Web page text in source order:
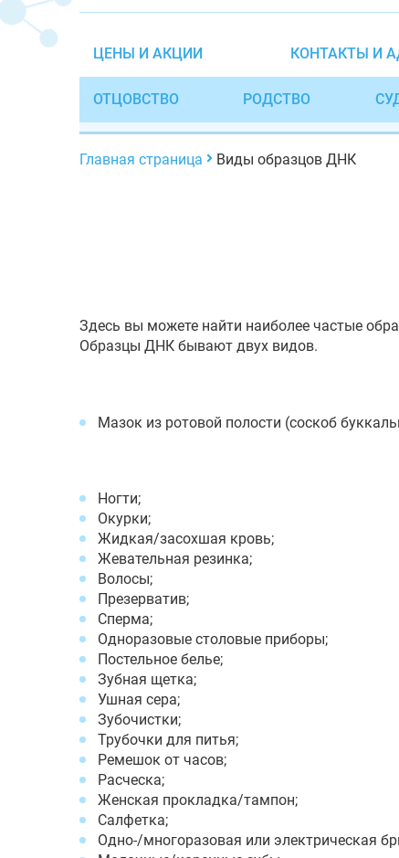
ЦЕНЫ И АКЦИИ КОНТАКТЫ И
ОТЦОВСТВО РОДСТВО
Главная страница Виды образцов ДНК
Здесь вы можете найти наиболее частые
Образцы ДНК бывают двух видов.
Мазок из ротовой полости (соскоб
Ногти;
Окурки;
Жидкая/засохшая кровь;
Жевательная резинка;
Волосы;
Презерватив;
Сперма;
Одноразовые столовые приборы;
Постельное белье;
Зубная щетка;
Ушная сера;
Зубочистки;
Трубочки для питья;
Ремешок от часов;
Расческа;
Женская прокладка/тампон;
Салфетка;
Одно-/многоразовая или электрическая